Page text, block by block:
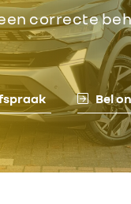
correcte
Bel